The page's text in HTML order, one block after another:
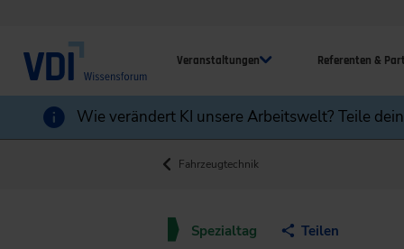
Veranstaltungen Referenten &
Wie verändert KI unsere Arbeitswelt? Teile
Fahrzeugtechnik
Spezialtag Teilen